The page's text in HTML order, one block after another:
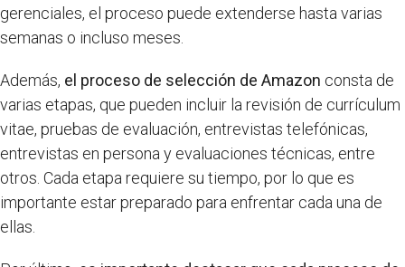
gerenciales, el proceso puede extenderse hasta varias
semanas o incluso meses.
Además, el proceso de selección de Amazon consta de
varias etapas, que pueden incluir la revisión de currículum
vitae, pruebas de evaluación, entrevistas telefónicas,
entrevistas en persona y evaluaciones técnicas, entre
otros. Cada etapa requiere su tiempo, por lo que es
importante estar preparado para enfrentar cada una de
ellas.